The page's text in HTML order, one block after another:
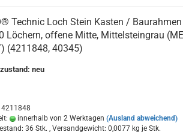
Technic Loch Stein Kasten /
Löchern, offene Mitte, Mittelsteingrau
(4211848, 40345)
neu
4211848
innerhalb von 2 Werktagen (Ausland abweichend)
36 Stk. , Versandgewicht: 0,0077kg je Stk.